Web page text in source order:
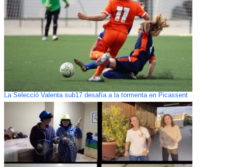
La Selecció Valenta sub17 desafía a la tormenta en Picassent